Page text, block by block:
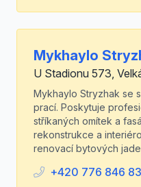
Mykhaylo
U Stadionu 573,
Mykhaylo Stryzhak se
prací. Poskytuje
stříkaných omítek a
rekonstrukce a
renovací bytových
+420 776 846